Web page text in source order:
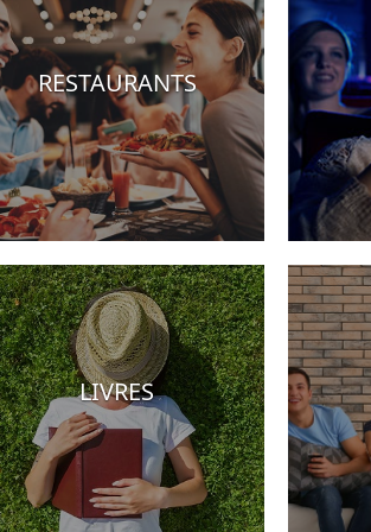
RESTAURANTS
LIVRES